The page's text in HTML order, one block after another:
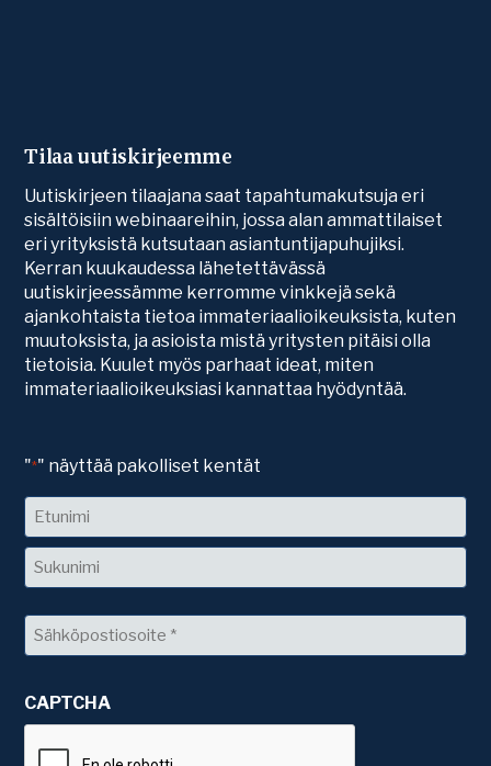
Tilaa uutiskirjeemme
Uutiskirjeen tilaajana saat tapahtumakutsuja eri
sisältöisiin webinaareihin, jossa alan ammattilaiset
eri yrityksistä kutsutaan asiantuntijapuhujiksi.
Kerran kuukaudessa lähetettävässä
uutiskirjeessämme kerromme vinkkejä sekä
ajankohtaista tietoa immateriaalioikeuksista, kuten
muutoksista, ja asioista mistä yritysten pitäisi olla
tietoisia. Kuulet myös parhaat ideat, miten
immateriaalioikeuksiasi kannattaa hyödyntää.
"*" näyttää pakolliset kentät
Nimi
Etunimi
Sähköposti
*
CAPTCHA